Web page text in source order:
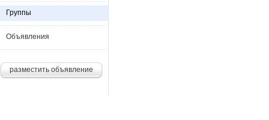
Группы
Объявления
разместить объявление